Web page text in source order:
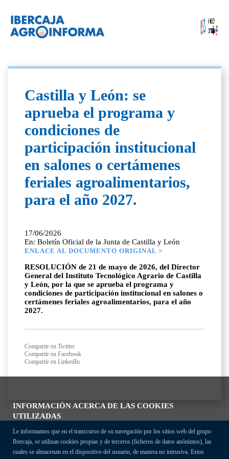
INFORMACIÓN ACERCA DE LAS COOKIES
UTILIZADAS
Le informamos que en el transcurso de su navegación por los sitios web del grupo
Ibercaja, se utilizan cookies propias y de terceros (ficheros de datos anónimos), las
cuales se almacenan en el dispositivo del usuario, de manera no intrusiva. Estos
Castilla y León: se
aprueba el programa y
condiciones de
participación institucional
en salones o certámenes
feriales agroalimentarios,
para el año 2027.
17/06/2026
En: Boletín Oficial de la Junta de Castilla y León
ENLACE AL DOCUMENTO ORIGINAL >
RESOLUCIÓN de 21 de mayo de 2026, del Director
General del Instituto Tecnológico Agrario de Castilla
y León, por la que se aprueba el programa y
condiciones de participación institucional en salones o
certámenes feriales agroalimentarios, para el año
2027.
Compartir en Twitter
Compartir en Facebook
Compartir en LinkedIn